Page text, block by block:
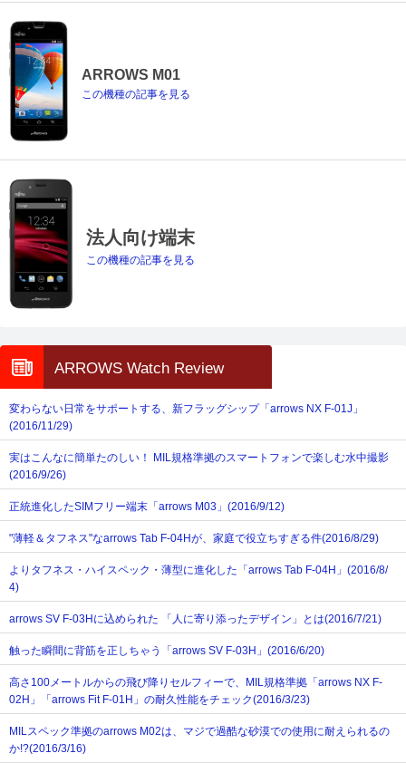
ARROWS M01
この機種の記事を見る
法人向け端末
この機種の記事を見る
ARROWS Watch Review
変わらない日常をサポートする、新フラッグシップ「arrows NX F-01J」
(2016/11/29)
実はこんなに簡単たのしい！ MIL規格準拠のスマートフォンで楽しむ水中撮影
(2016/9/26)
正統進化したSIMフリー端末「arrows M03」(2016/9/12)
"薄軽＆タフネス"なarrows Tab F-04Hが、家庭で役立ちすぎる件(2016/8/29)
よりタフネス・ハイスペック・薄型に進化した「arrows Tab F-04H」(2016/8/
4)
arrows SV F-03Hに込められた 「人に寄り添ったデザイン」とは(2016/7/21)
触った瞬間に背筋を正しちゃう「arrows SV F-03H」(2016/6/20)
高さ100メートルからの飛び降りセルフィーで、MIL規格準拠「arrows NX F-
02H」「arrows Fit F-01H」の耐久性能をチェック(2016/3/23)
MILスペック準拠のarrows M02は、マジで過酷な砂漠での使用に耐えられるの
か!?(2016/3/16)